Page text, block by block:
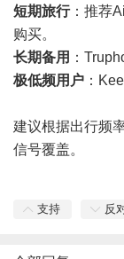
短期旅行：推荐
购买。
长期备用 ：
极低频用户 ：
建议根据出行频
信号覆盖。
支持 反